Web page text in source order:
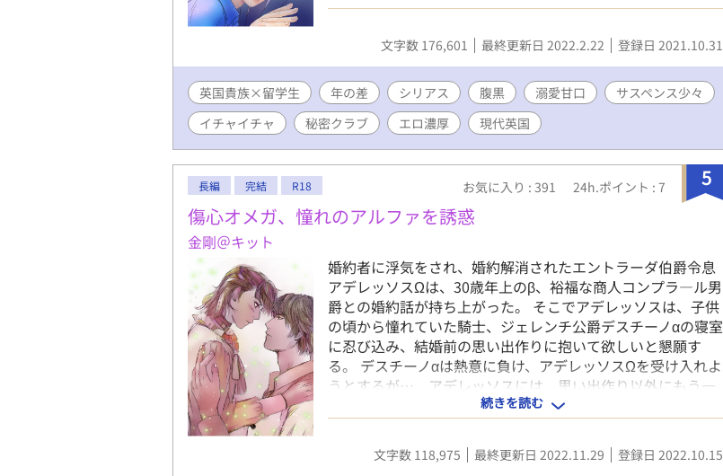
文字数 176,601 最終更新日 2022.2.22 登録日 2021.10.31
英国貴族×留学生 年の差 シリアス 腹黒 溺愛甘口
サスペンス少々
イチャイチャ
秘密クラブ エロ濃厚 現代英国
5
長編 完結 R18 お気に入り : 391 24h.ポイント : 7
傷心オメガ、憧れのアルファを誘惑
金剛＠キット
婚約者に浮気をされ、婚約解消されたエントラーダ伯爵令息
アデレッソスΩは、30歳年上のβ、裕福な商人コンプラ―ル男
爵との婚約話が持ち上がった。 そこでアデレッソスは、子供
の頃から憧れていた騎士、ジェレンチ公爵デスチーノαの寝室
に忍び込み、結婚前の思い出作りに抱いて欲しいと懇願す
る。 デスチーノαは熱意に負け、アデレッソスΩを受け入れよ
うとするが… アデレッソスには、思い出作り以外にもう一
つ、父親に命令され、どうしてもデスチーノに抱かれなけれ
ばいけない事情があった。 ３０歳年上の婚約者には子種が無
く、アルファの子を身籠ることが結婚の条件だった。 父の命
令と恋心から、愛するデスチーノにたくさんウソをついたア
続きを読む
文字数 118,975 最終更新日 2022.11.29 登録日 2022.10.15